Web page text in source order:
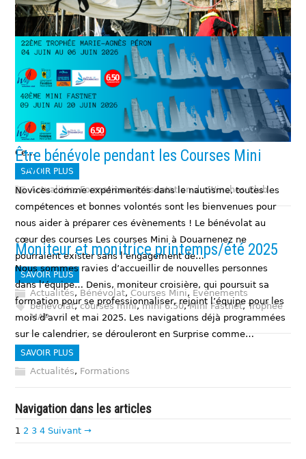
La voile pour toutes
Selon les axes prioritaires de la Fédération Française de Voile
et en lien avec la commission féminine de la Fédération,
nous avons lancé l’été 2022 une offre de formation en
direction des adhérentes volontaires : la voile pour toutes.
Ce…
SAVOIR PLUS
Actualités,Formations,Présentation du Winches Club
Être bénévole pendant les Courses Mini
6.50
Novices comme expérimentés dans le nautisme, toutes les
compétences et bonnes volontés sont les bienvenues pour
nous aider à préparer ces évènements ! Le bénévolat au
cœur des courses Les courses Mini à Douarnenez ne
pourraient exister sans l’engagement de…
SAVOIR PLUS
Actualités, Bénévolat,Courses Mini, Evènements
bénévolat,courses mini,mini 6.50,Mini Fastnet,Trophée
MAP
Moniteur et monitrice printemps/été 2025
Nous sommes ravies d’accueillir de nouvelles personnes
dans l’équipe… Denis, moniteur croisière, qui poursuit sa
formation pour se professionnaliser, rejoint l’équipe pour les
mois d’avril et mai 2025. Les navigations déjà programmées
sur le calendrier, se dérouleront en Surprise comme…
SAVOIR PLUS
Actualités, Formations
Navigation dans les articles
1 2 3 4 Suivant →